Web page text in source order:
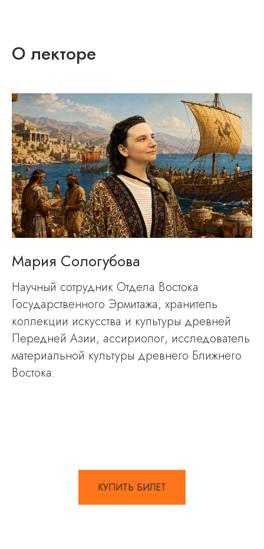
О лекторе
Мария Сологубова
Научный сотрудник Отдела Востока
Государственного Эрмитажа, хранитель
коллекции искусства и культуры древней
Передней Азии, ассириолог, исследователь
материальной культуры древнего Ближнего
Востока.
КУПИТЬ БИЛЕТ